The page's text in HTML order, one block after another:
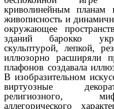
криволинейным планам
живописность и
окружающее
зданий барокко
скульптурой, лепкой,
иллюзорно расширяли
плафонов создавала
В изобразительном
виртуозные
религиозного,
аллегорического